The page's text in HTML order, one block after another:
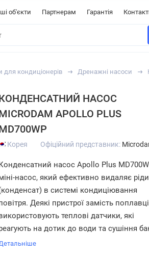
об'єкти Партнерам Гарантія
для кондиціонерів Дренажні насоси
НАСОС
APOLLO PLUS
Корея Офіційний представник:
насос Apollo Plus
насос, який ефективно видаляє
в системі кондиціювання
Деякі пристрої замість
теплові датчики, які
на дотик до води та сушіння